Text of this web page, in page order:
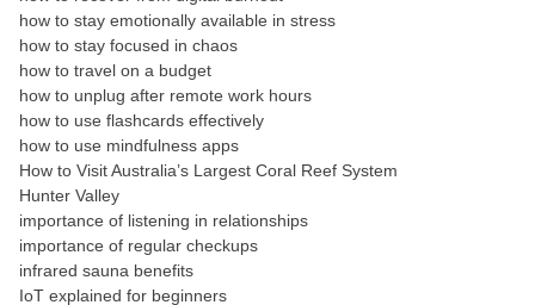
how to stay emotionally available in stress
how to stay focused in chaos
how to travel on a budget
how to unplug after remote work hours
how to use flashcards effectively
how to use mindfulness apps
How to Visit Australia’s Largest Coral Reef System
Hunter Valley
importance of listening in relationships
importance of regular checkups
infrared sauna benefits
IoT explained for beginners